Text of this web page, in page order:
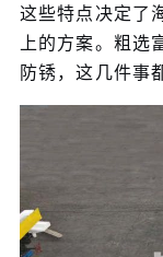
这些特点决定了
上的方案。粗选
防锈，这几件事